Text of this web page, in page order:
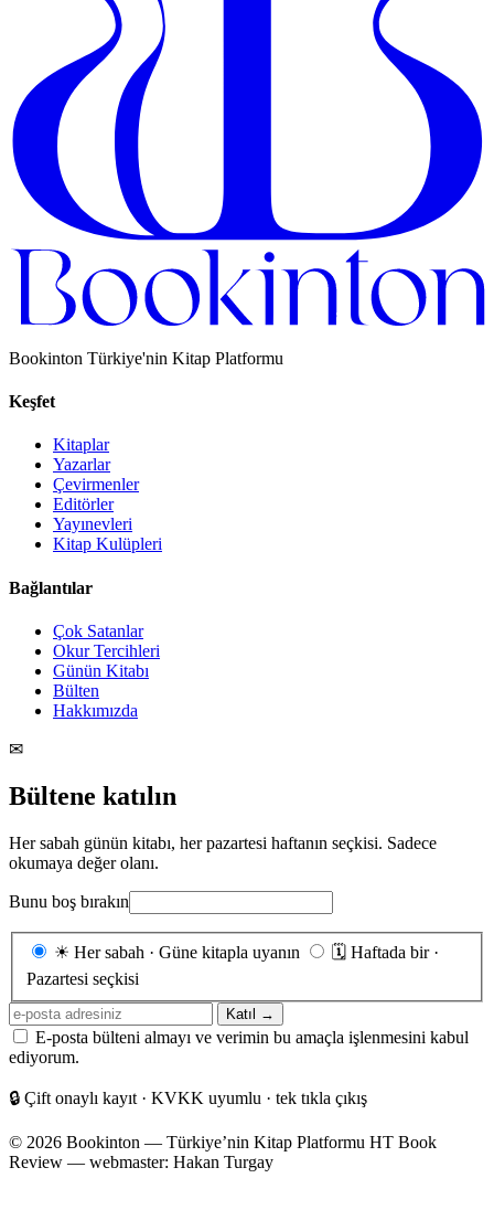
Bookinton Türkiye'nin Kitap Platformu
Keşfet
Kitaplar
Yazarlar
Çevirmenler
Editörler
Yayınevleri
Kitap Kulüpleri
Bağlantılar
Çok Satanlar
Okur Tercihleri
Günün Kitabı
Bülten
Hakkımızda
✉
Bültene katılın
Her sabah günün kitabı, her pazartesi haftanın seçkisi. Sadece
okumaya değer olanı.
Bunu boş bırakın
Gönderim
☀ Her sabah · Güne kitapla uyanın 🗓 Haftada bir ·
Pazartesi seçkisi
E-
posta
adresiniz
Katıl →
E-posta bülteni almayı ve verimin bu amaçla işlenmesini kabul
ediyorum.
🔒 Çift onaylı kayıt · KVKK uyumlu · tek tıkla çıkış
© 2026 Bookinton — Türkiye’nin Kitap Platformu HT Book
Review — webmaster: Hakan Turgay